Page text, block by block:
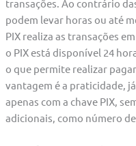
transações. Ao contrário
podem levar horas ou até
PIX realiza as transações
o PIX está disponível 24
o que permite realizar
vantagem é a praticidade,
apenas com a chave PIX,
adicionais, como número